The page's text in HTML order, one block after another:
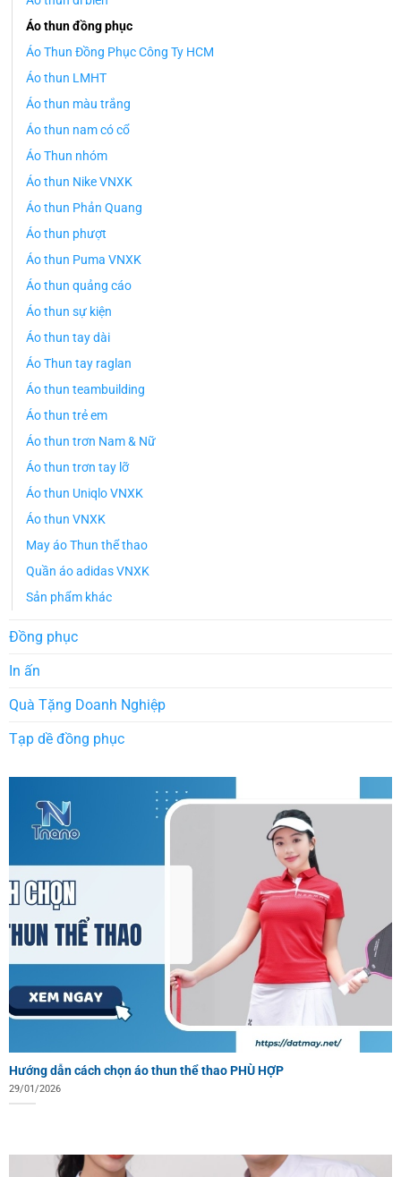
Áo thun đồng phục
Áo Thun Đồng Phục Công Ty HCM
Áo thun LMHT
Áo thun màu trắng
Áo thun nam có cổ
Áo Thun nhóm
Áo thun Nike VNXK
Áo thun Phản Quang
Áo thun phượt
Áo thun Puma VNXK
Áo thun quảng cáo
Áo thun sự kiện
Áo thun tay dài
Áo Thun tay raglan
Áo thun teambuilding
Áo thun trẻ em
Áo thun trơn Nam & Nữ
Áo thun trơn tay lỡ
Áo thun Uniqlo VNXK
Áo thun VNXK
May áo Thun thể thao
Quần áo adidas VNXK
Sản phẩm khác
Đồng phục
In ấn
Quà Tặng Doanh Nghiệp
Tạp dề đồng phục
Hướng dẫn cách chọn áo thun thể thao PHÙ HỢP
29/01/2026